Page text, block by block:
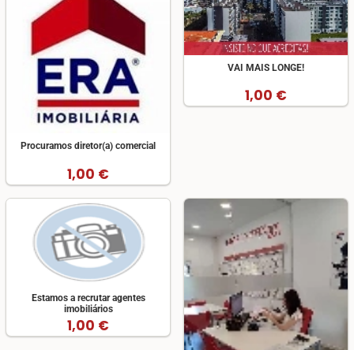
Procuramos diretor(a) comercial
1,00 €
VAI MAIS LONGE!
1,00 €
Estamos a recrutar agentes
imobiliários
1,00 €